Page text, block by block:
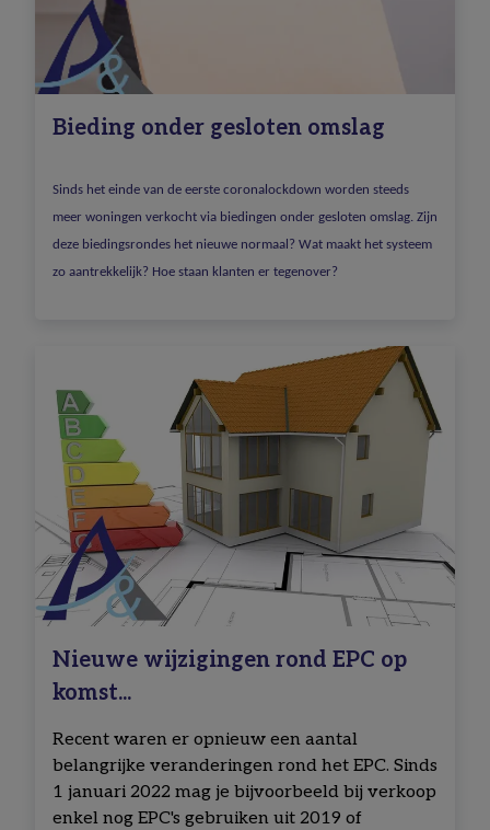
Bieding onder gesloten omslag
Sinds het einde van de eerste coronalockdown worden steeds
meer woningen verkocht via biedingen onder gesloten omslag. Zijn
deze biedingsrondes het nieuwe normaal? Wat maakt het systeem
zo aantrekkelijk? Hoe staan klanten er tegenover?
Nieuwe wijzigingen rond EPC op
komst...
Recent waren er opnieuw een aantal
belangrijke veranderingen rond het EPC. Sinds
1 januari 2022 mag je bijvoorbeeld bij verkoop
enkel nog EPC's gebruiken uit 2019 of